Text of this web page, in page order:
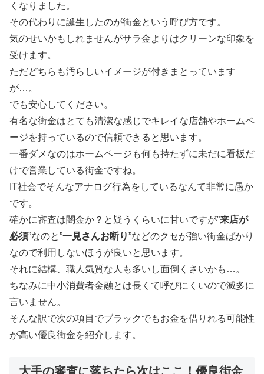
くなりました。
その代わりに誕生したのが街金という呼び方です。
気のせいかもしれませんがサラ金よりはクリーンな印象を
受けます。
ただどちらも汚らしいイメージが付きまとっています
が…。
でも安心してください。
有名な街金はとても清潔な感じでキレイな店舗やホームペ
ージを持っているので信頼できると思います。
一番ダメなのはホームページも何も持たずに未だに看板だ
けで営業している街金ですね。
IT社会でそんなアナログ行為をしているなんて非常に愚か
です。
確かに審査は闇金か？と疑うくらいに甘いですが”来店が
必須”なのと”一見さんお断り”などのクセが強い街金ばかり
なので利用しないほうが良いと思います。
それに結構、職人気質な人も多いし面倒くさいかも…。
ちなみに中小消費者金融とは長くて呼びにくいので滅多に
言いません。
そんな訳で次の項目でブラックでもお金を借りれる可能性
が高い優良街金を紹介します。
大手の審査に落ちたら次はここ！優良街金